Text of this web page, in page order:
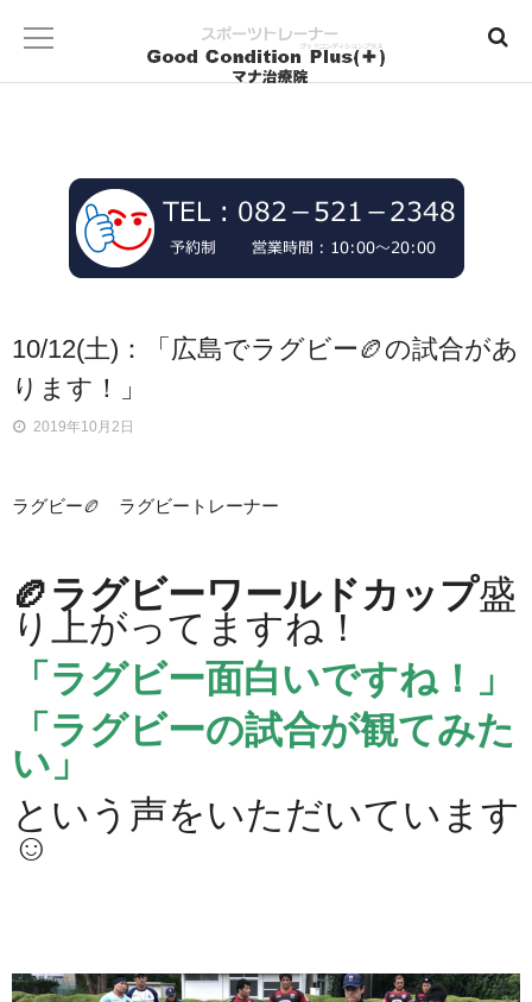
10/12(土)：「広島でラグビー🏉の試合があ
ります！」
2019年10月2日
ラグビー🏉 ラグビートレーナー
🏉ラグビーワールドカップ盛
り上がってますね！
「ラグビー面白いですね！」
「ラグビーの試合が観てみた
い」
という声をいただいています
☺